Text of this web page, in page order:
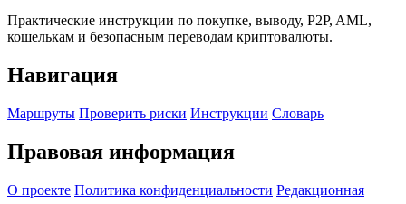
Практические инструкции по покупке, выводу, P2P, AML,
кошелькам и безопасным переводам криптовалюты.
Навигация
Маршруты Проверить риски Инструкции Словарь
Правовая информация
О проекте Политика конфиденциальности Редакционная